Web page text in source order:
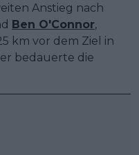
Anstieg nach
Ben O'Connor,
km vor dem Ziel in
bedauerte die